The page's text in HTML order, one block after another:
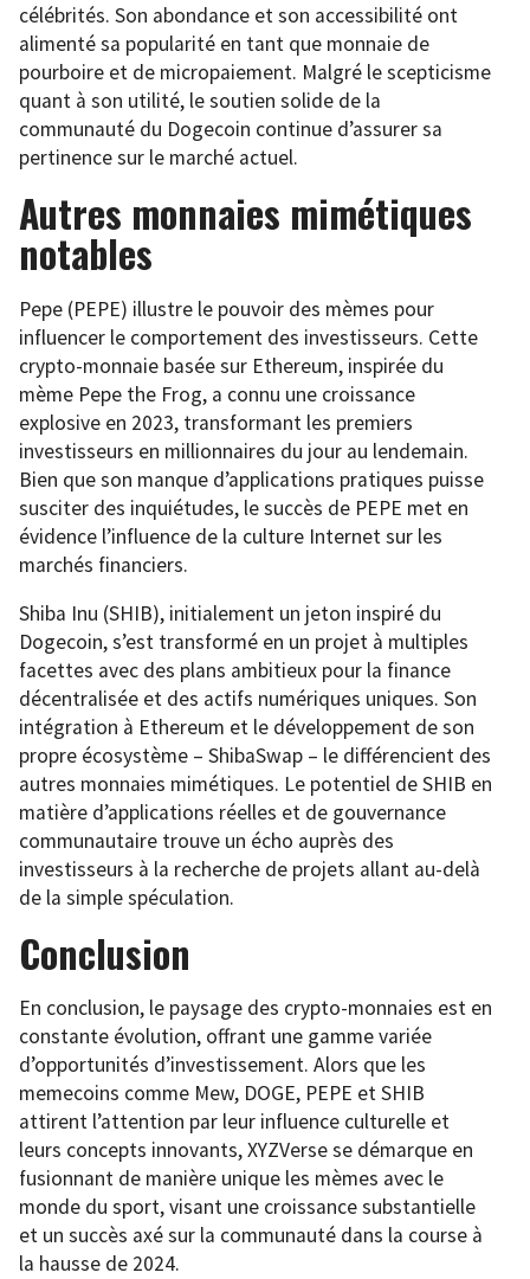
célébrités. Son abondance et son accessibilité ont
alimenté sa popularité en tant que monnaie de
pourboire et de micropaiement. Malgré le scepticisme
quant à son utilité, le soutien solide de la
communauté du Dogecoin continue d’assurer sa
pertinence sur le marché actuel.
Autres monnaies mimétiques
notables
Pepe (PEPE) illustre le pouvoir des mèmes pour
influencer le comportement des investisseurs. Cette
crypto-monnaie basée sur Ethereum, inspirée du
mème Pepe the Frog, a connu une croissance
explosive en 2023, transformant les premiers
investisseurs en millionnaires du jour au lendemain.
Bien que son manque d’applications pratiques puisse
susciter des inquiétudes, le succès de PEPE met en
évidence l’influence de la culture Internet sur les
marchés financiers.
Shiba Inu (SHIB), initialement un jeton inspiré du
Dogecoin, s’est transformé en un projet à multiples
facettes avec des plans ambitieux pour la finance
décentralisée et des actifs numériques uniques. Son
intégration à Ethereum et le développement de son
propre écosystème – ShibaSwap – le différencient des
autres monnaies mimétiques. Le potentiel de SHIB en
matière d’applications réelles et de gouvernance
communautaire trouve un écho auprès des
investisseurs à la recherche de projets allant au-delà
de la simple spéculation.
Conclusion
En conclusion, le paysage des crypto-monnaies est en
constante évolution, offrant une gamme variée
d’opportunités d’investissement. Alors que les
memecoins comme Mew, DOGE, PEPE et SHIB
attirent l’attention par leur influence culturelle et
leurs concepts innovants, XYZVerse se démarque en
fusionnant de manière unique les mèmes avec le
monde du sport, visant une croissance substantielle
et un succès axé sur la communauté dans la course à
la hausse de 2024.